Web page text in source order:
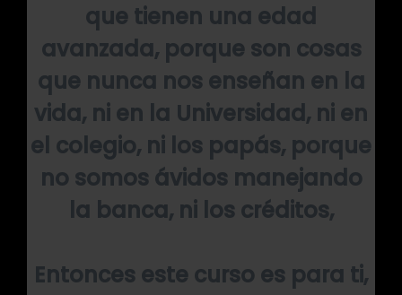
que tienen una edad
avanzada, porque son cosas
que nunca nos enseñan en la
vida, ni en la Universidad, ni en
el colegio, ni los papás, porque
no somos ávidos manejando
la banca, ni los créditos,
Entonces este curso es para ti,